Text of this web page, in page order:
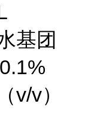
基团
v/v）